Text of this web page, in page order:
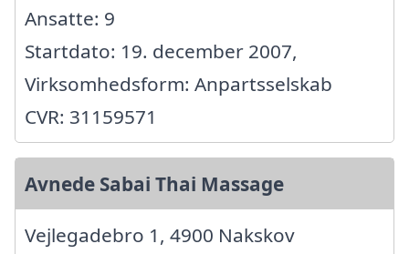
Ansatte: 9
Startdato: 19. december 2007,
Virksomhedsform: Anpartsselskab
CVR: 31159571
Avnede Sabai Thai Massage
Vejlegadebro 1, 4900 Nakskov